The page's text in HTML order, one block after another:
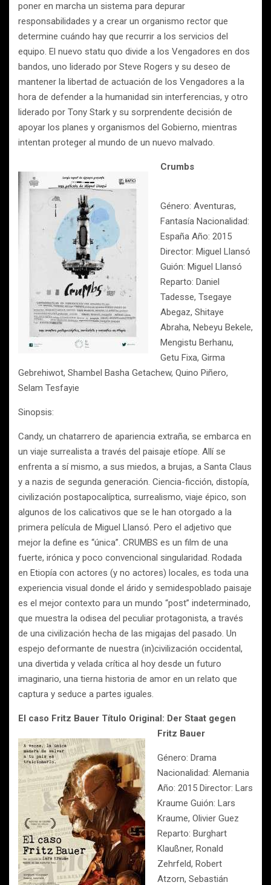
poner en marcha un sistema para depurar
responsabilidades y a crear un organismo rector que
determine cuándo hay que recurrir a los servicios del
equipo. El nuevo statu quo divide a los Vengadores en dos
bandos, uno liderado por Steve Rogers y su deseo de
mantener la libertad de actuación de los Vengadores a la
hora de defender a la humanidad sin interferencias, y otro
liderado por Tony Stark y su sorprendente decisión de
apoyar los planes y organismos del Gobierno, mientras
intentan proteger al mundo de un nuevo malvado.
Crumbs
Género: Aventuras,
Fantasía Nacionalidad:
España Año: 2015
Director: Miguel Llansó
Guión: Miguel Llansó
Reparto: Daniel
Tadesse, Tsegaye
Abegaz, Shitaye
Abraha, Nebeyu Bekele,
Mengistu Berhanu,
Getu Fixa, Girma
Gebrehiwot, Shambel Basha Getachew, Quino Piñero,
Selam Tesfayie
Sinopsis:
Candy, un chatarrero de apariencia extraña, se embarca en
un viaje surrealista a través del paisaje etíope. Allí se
enfrenta a sí mismo, a sus miedos, a brujas, a Santa Claus
y a nazis de segunda generación. Ciencia-ficción, distopía,
civilización postapocalíptica, surrealismo, viaje épico, son
algunos de los calicativos que se le han otorgado a la
primera película de Miguel Llansó. Pero el adjetivo que
mejor la define es “única”. CRUMBS es un film de una
fuerte, irónica y poco convencional singularidad. Rodada
en Etiopía con actores (y no actores) locales, es toda una
experiencia visual donde el árido y semidespoblado paisaje
es el mejor contexto para un mundo “post” indeterminado,
que muestra la odisea del peculiar protagonista, a través
de una civilización hecha de las migajas del pasado. Un
espejo deformante de nuestra (in)civilización occidental,
una divertida y velada crítica al hoy desde un futuro
imaginario, una tierna historia de amor en un relato que
captura y seduce a partes iguales.
El caso Fritz Bauer Título Original: Der Staat gegen
Fritz Bauer
Género: Drama
Nacionalidad: Alemania
Año: 2015 Director: Lars
Kraume Guión: Lars
Kraume, Olivier Guez
Reparto: Burghart
Klaußner, Ronald
Zehrfeld, Robert
Atzorn, Sebastián